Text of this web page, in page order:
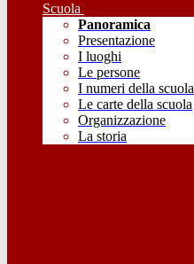
Scuola
Panoramica
Presentazione
I luoghi
Le persone
I numeri della scuola
Le carte della scuola
Organizzazione
La storia